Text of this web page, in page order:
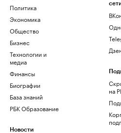
Политика
Экономика
Общество
Бизнес
Технологии и
медиа
Финансы
Биографии
База знаний
РБК Образование
Новости
на